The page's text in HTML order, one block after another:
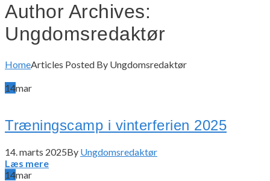
Author Archives:
Ungdomsredaktør
HomeArticles Posted By Ungdomsredaktør
14mar
Træningscamp i vinterferien 2025
14. marts 2025By Ungdomsredaktør
Læs mere
14mar